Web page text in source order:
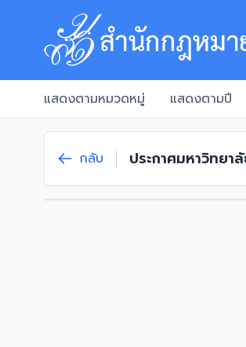
แสดงตามหมวดหมู่ แสดงตามปี
กลับ ประกาศมหาวิทย